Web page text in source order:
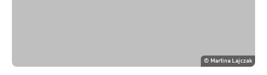
© Martina Lajczak